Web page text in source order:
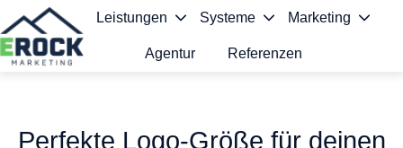
Leistungen Systeme Marketing
Agentur Referenzen
Perfekte Logo-Größe für deinen